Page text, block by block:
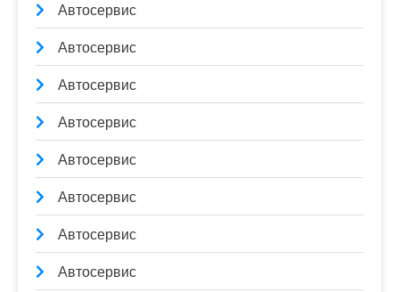
Автосервис
Автосервис
Автосервис
Автосервис
Автосервис
Автосервис
Автосервис
Автосервис